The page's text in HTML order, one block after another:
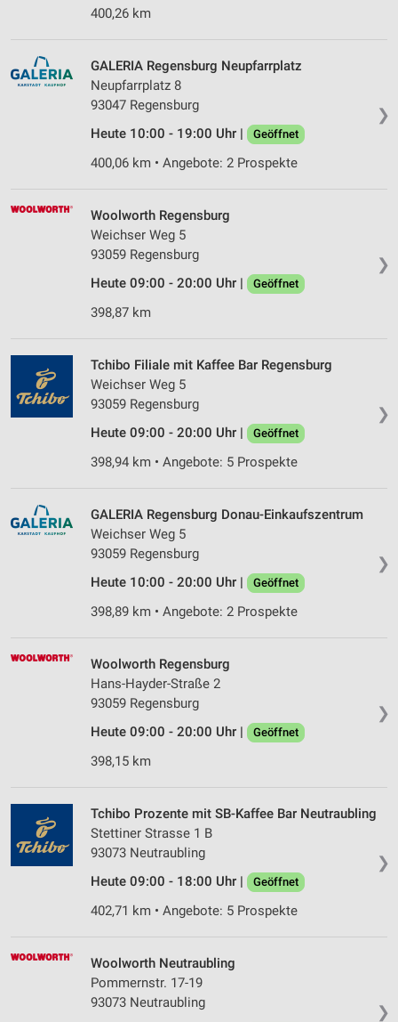
400,26 km
❯
GALERIA Regensburg Neupfarrplatz
Neupfarrplatz 8
93047 Regensburg
Heute 10:00 - 19:00 Uhr |
Geöffnet
400,06 km • Angebote: 2 Prospekte
❯
Woolworth Regensburg
Weichser Weg 5
93059 Regensburg
Heute 09:00 - 20:00 Uhr |
Geöffnet
398,87 km
❯
Tchibo Filiale mit Kaffee Bar Regensburg
Weichser Weg 5
93059 Regensburg
Heute 09:00 - 20:00 Uhr |
Geöffnet
398,94 km • Angebote: 5 Prospekte
❯
GALERIA Regensburg Donau-Einkaufszentrum
Weichser Weg 5
93059 Regensburg
Heute 10:00 - 20:00 Uhr |
Geöffnet
398,89 km • Angebote: 2 Prospekte
❯
Woolworth Regensburg
Hans-Hayder-Straße 2
93059 Regensburg
Heute 09:00 - 20:00 Uhr |
Geöffnet
398,15 km
❯
Tchibo Prozente mit SB-Kaffee Bar Neutraubling
Stettiner Strasse 1 B
93073 Neutraubling
Heute 09:00 - 18:00 Uhr |
Geöffnet
402,71 km • Angebote: 5 Prospekte
❯
Woolworth Neutraubling
Pommernstr. 17-19
93073 Neutraubling